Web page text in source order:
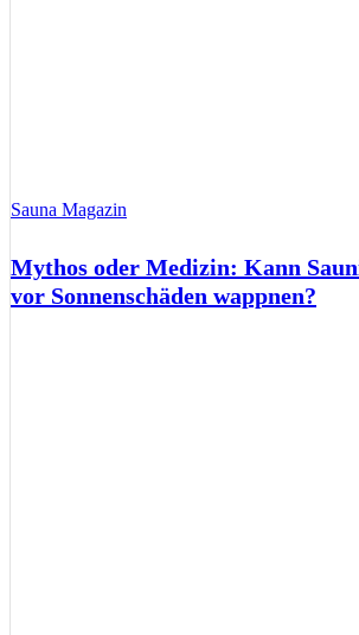
Sauna Magazin
Mythos oder Medizin: Kann
vor Sonnenschäden wappnen?